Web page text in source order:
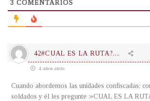
3 COMENTARIOS
42#CUAL ES LA RUTA?....
4 años atrás
Cuando abordemos las unidades confiscadas;
soldados y él les pregunte :»CUAL ES LA